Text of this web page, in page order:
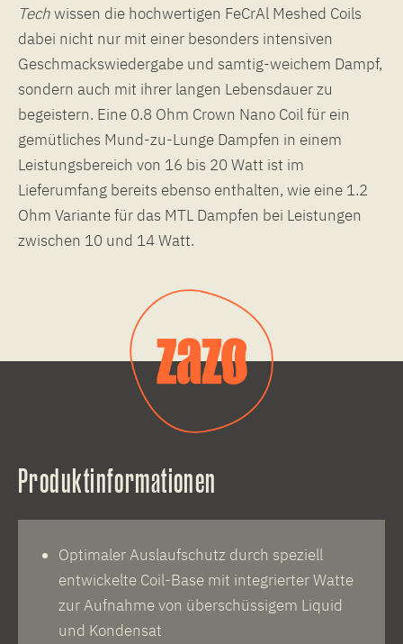
Techwissen die hochwertigen FeCrAl Meshed Coils
dabei nicht nur mit einer besonders intensiven
Geschmackswiedergabe und samtig-weichem Dampf,
sondern auch mit ihrer langen Lebensdauer zu
begeistern. Eine 0.8 Ohm Crown Nano Coil für ein
gemütliches Mund-zu-Lunge Dampfen in einem
Leistungsbereich von 16 bis 20 Watt ist im
Lieferumfang bereits ebenso enthalten, wie eine 1.2
Ohm Variante für das MTL Dampfen bei Leistungen
zwischen 10 und 14 Watt.
Produktinformationen
Optimaler Auslaufschutz durch speziell
entwickelte Coil-Base mit integrierter Watte
zur Aufnahme von überschüssigem Liquid
und Kondensat